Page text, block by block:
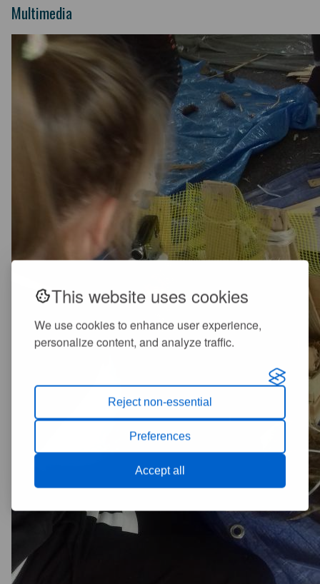
This website uses cookies
We use cookies to enhance user experience,
personalize content, and analyze traffic.
Reject non-essential
Preferences
Accept all
Multimedia